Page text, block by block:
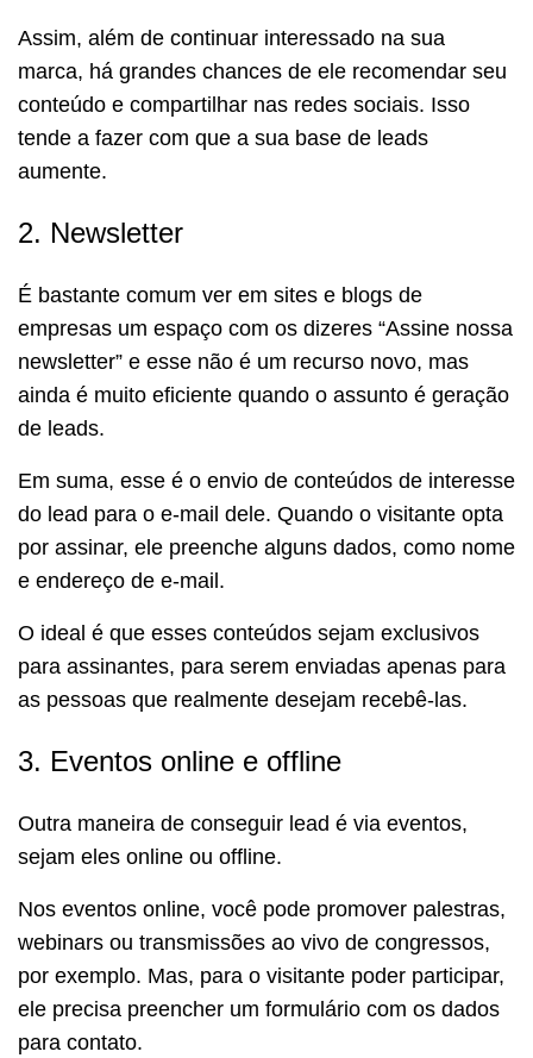
Assim, além de continuar interessado na sua
marca, há grandes chances de ele recomendar seu
conteúdo e compartilhar nas redes sociais. Isso
tende a fazer com que a sua base de leads
aumente.
2. Newsletter
É bastante comum ver em sites e blogs de
empresas um espaço com os dizeres “Assine nossa
newsletter” e esse não é um recurso novo, mas
ainda é muito eficiente quando o assunto é geração
de leads.
Em suma, esse é o envio de conteúdos de interesse
do lead para o e-mail dele. Quando o visitante opta
por assinar, ele preenche alguns dados, como nome
e endereço de e-mail.
O ideal é que esses conteúdos sejam exclusivos
para assinantes, para serem enviadas apenas para
as pessoas que realmente desejam recebê-las.
3. Eventos online e offline
Outra maneira de conseguir lead é via eventos,
sejam eles online ou offline.
Nos eventos online, você pode promover palestras,
webinars ou transmissões ao vivo de congressos,
por exemplo. Mas, para o visitante poder participar,
ele precisa preencher um formulário com os dados
para contato.